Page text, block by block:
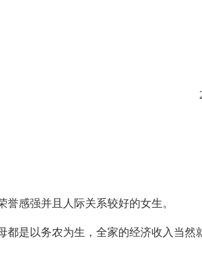
感强并且人际关系较好的女生。
以务农为生，全家的经济收入当然